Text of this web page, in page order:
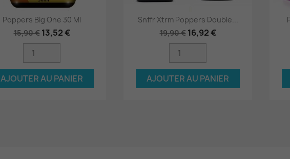
Aperçu rapide
Poppers Big One 30 Ml
15,90 € 13,52 €
AJOUTER AU PANIER
Aperçu rapide
Snffr Xtrm Poppers Double...
19,90 € 16,92 €
AJOUTER AU PANIER